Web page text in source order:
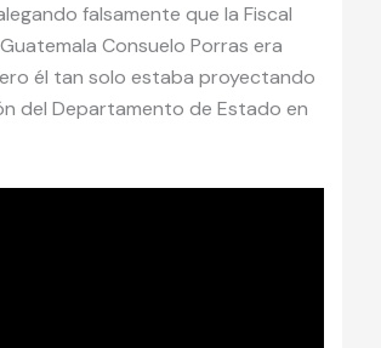
falsamente que la Fiscal
Consuelo Porras era
él tan solo estaba proyectando
del Departamento de Estado en